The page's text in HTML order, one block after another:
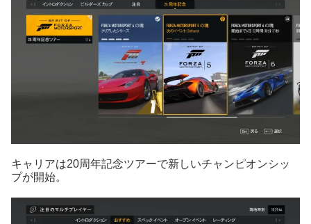
キャリアは20周年記念ツアーで新しいチャンピオンシッ
プが開始。